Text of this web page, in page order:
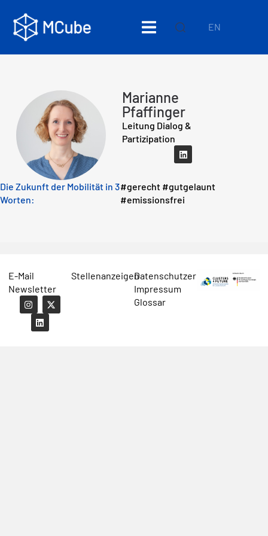
EN
Marianne
Pfaffinger
Leitung Dialog &
Partizipation
Die Zukunft der Mobilität in 3
Worten:
#gerecht #gutgelaunt
#emissionsfrei
E-Mail
Newsletter
StellenanzeigenDatenschutzerklärung
Impressum
Glossar